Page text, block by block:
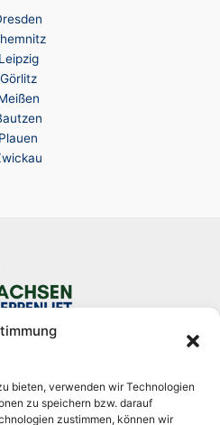
bieten, verwenden wir Technologien
zu speichern bzw. darauf
zustimmen, können wir
Leipzig
Görlitz
Plauen
für Lifta, TKE und Acorn
die Machbarkeitsprüfung bei Ihnen